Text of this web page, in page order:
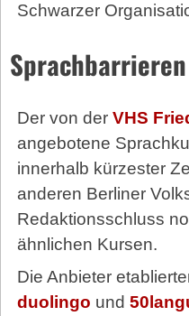
Schwarzer
Der von der VHS
angebotene
innerhalb kürzester
anderen Berliner
Redaktionsschluss
ähnlichen Kursen.
Die Anbieter
duolingo und